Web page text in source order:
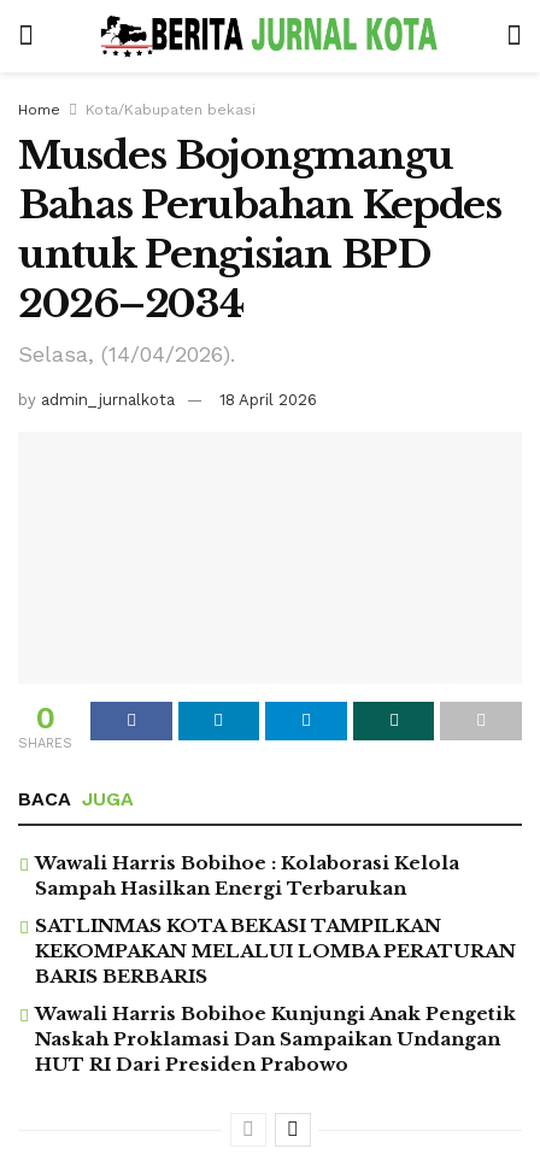
Home Kota/Kabupaten bekasi
Musdes Bojongmangu
Bahas Perubahan Kepdes
untuk Pengisian BPD
2026–2034
Selasa, (14/04/2026).
by admin_jurnalkota 18 April 2026
0
SHARES
BACA JUGA
Wawali Harris Bobihoe : Kolaborasi Kelola
Sampah Hasilkan Energi Terbarukan
SATLINMAS KOTA BEKASI TAMPILKAN
KEKOMPAKAN MELALUI LOMBA PERATURAN
BARIS BERBARIS
Wawali Harris Bobihoe Kunjungi Anak Pengetik
Naskah Proklamasi Dan Sampaikan Undangan
HUT RI Dari Presiden Prabowo